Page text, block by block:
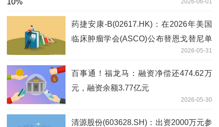
药捷安康-B(02617.HK)：在2026年美国
临床肿瘤学会(ASCO)公布替恩戈替尼单
药治疗晚期胆管癌关键II期临床数据2026-05-31
百事通！福龙马：融资净偿还474.62万
元，融资余额3.77亿元
2026-05-30
清源股份(603628.SH)：出资2000万元参